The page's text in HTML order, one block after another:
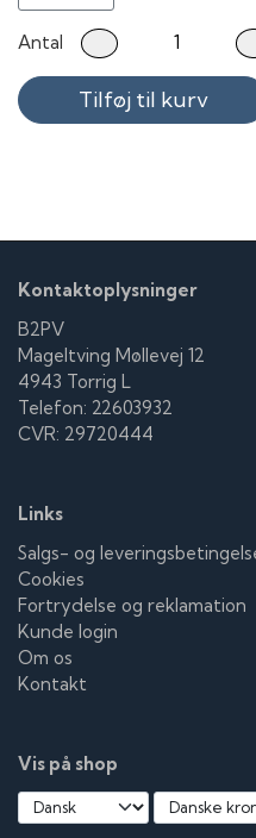
generation.
Antal
Tilføj til kurv
Kontaktoplysninger
B2PV
Mageltving Møllevej 12
4943 Torrig L
Telefon: 22603932
CVR: 29720444
Links
Salgs- og
Cookies
Fortrydelse og reklamation
Kunde login
Om os
Kontakt
Vis på shop